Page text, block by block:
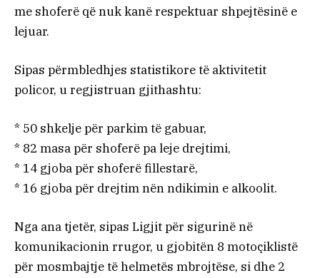
me shoferë që nuk kanë respektuar shpejtësinë e
lejuar.
Sipas përmbledhjes statistikore të aktivitetit
policor, u regjistruan gjithashtu:
* 50 shkelje për parkim të gabuar,
* 82 masa për shoferë pa leje drejtimi,
* 14 gjoba për shoferë fillestarë,
* 16 gjoba për drejtim nën ndikimin e alkoolit.
Nga ana tjetër, sipas Ligjit për sigurinë në
komunikacionin rrugor, u gjobitën 8 motoçiklistë
për mosmbajtje të helmetës mbrojtëse, si dhe 2